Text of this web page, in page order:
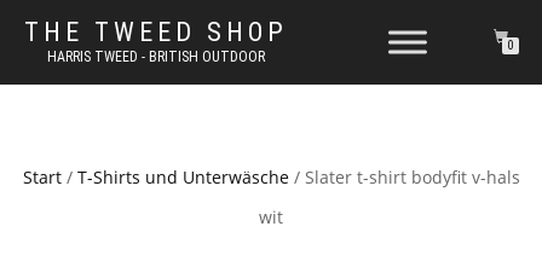
THE TWEED SHOP
HARRIS TWEED - BRITISH OUTDOOR
0
Start/ T-Shirts und Unterwäsche/ Slater t-shirt bodyfit v-hals
wit